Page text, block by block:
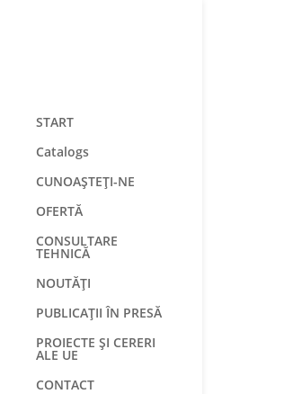
START
Catalogs
CUNOAȘTEȚI-NE
OFERTĂ
CONSULTARE
TEHNICĂ
NOUTĂȚI
PUBLICAȚII ÎN PRESĂ
PROIECTE ȘI CERERI
ALE UE
CONTACT